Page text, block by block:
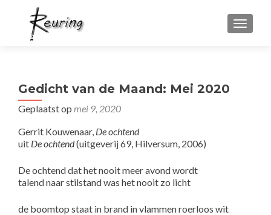
Gedicht van de Maand: Mei 2020
Geplaatst op mei 9, 2020
Gerrit Kouwenaar, De ochtend
uit De ochtend(uitgeverij 69, Hilversum, 2006)
De ochtend dat het nooit meer avond wordt
talend naar stilstand was het nooit zo licht
de boomtop staat in brand in vlammen roerloos wit